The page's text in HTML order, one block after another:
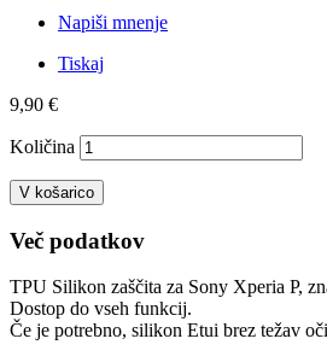
Napiši mnenje
Tiskaj
9,90 €
Količina
V košarico
Več podatkov
TPU Silikon zaščita za Sony Xperia P,
Dostop do vseh funkcij.
Če je potrebno, silikon Etui brez težav